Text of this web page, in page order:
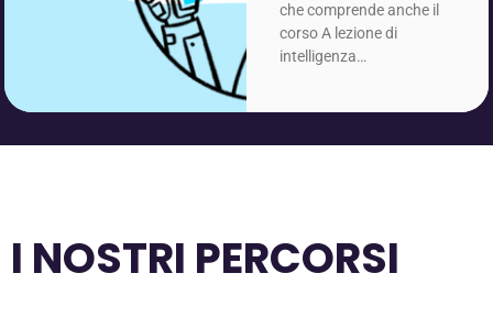
che comprende anche il
corso A lezione di
intelligenza…
I NOSTRI PERCORSI